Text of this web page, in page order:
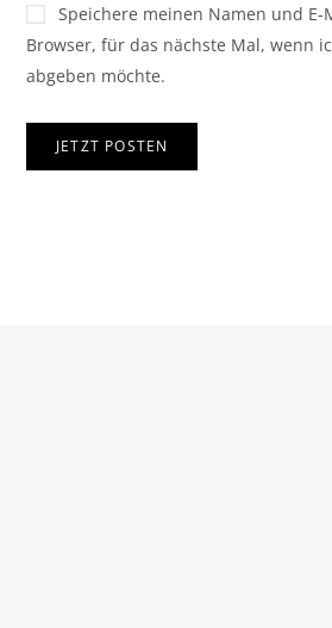
Speichere meinen Namen und E-
Browser, für das nächste Mal, wenn
abgeben möchte.